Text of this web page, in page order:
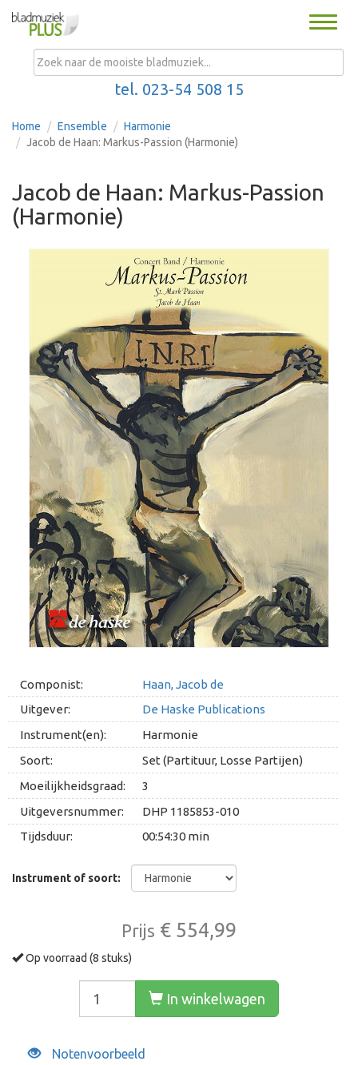
Toggle
tel. 023-54 508 15
MENU
Home Ensemble
Harmonie
Jacob de Haan: Markus-Passion (Harmonie)
Jacob de Haan: Markus-Passion
(Harmonie)
Componist:
Haan, Jacob de
Uitgever:
De Haske Publications
Instrument(en):
Harmonie
Soort:
Set (Partituur, Losse Partijen)
Moeilijkheidsgraad:
3
Uitgeversnummer:
DHP 1185853-010
Tijdsduur:
00:54:30 min
Instrument of soort:
Prijs € 554,99
Op voorraad (8 stuks)
In winkelwagen
Notenvoorbeeld